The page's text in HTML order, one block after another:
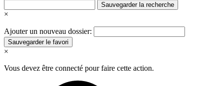
Sauvegarder la recherche
×
Ajouter un nouveau dossier:
Sauvegarder le favori
×
Vous devez être connecté pour faire cette action.